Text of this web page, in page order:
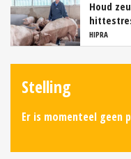
Houd
HIPRA
Stelling
Er is momenteel geen